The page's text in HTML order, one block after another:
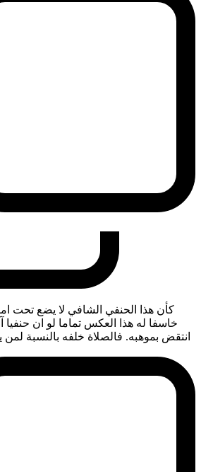
كأن هذا الحنفي الشافي لا يضع تحت
خاسفا له هذا العكس تماما لو ان حنفيا
انتقض بموهبه. فالصلاة خلفه بالنسبة